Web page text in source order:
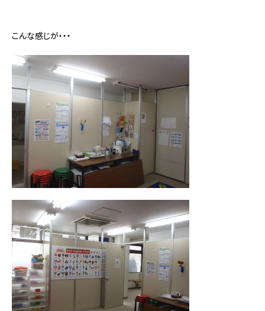
こんな感じが・・・